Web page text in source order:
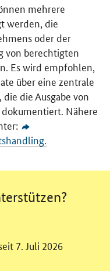
mehrere
werden, die
oder der
von berechtigten
Es wird empfohlen,
über eine zentrale
die Ausgabe von
Nähere
7. Juli 2026